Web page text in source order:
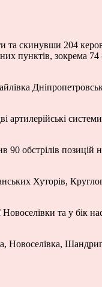
та скинувши 204
пунктів, зокрема
артилерійські
обстрілів позицій
Хуторів,
та у бік
Новоселівка,